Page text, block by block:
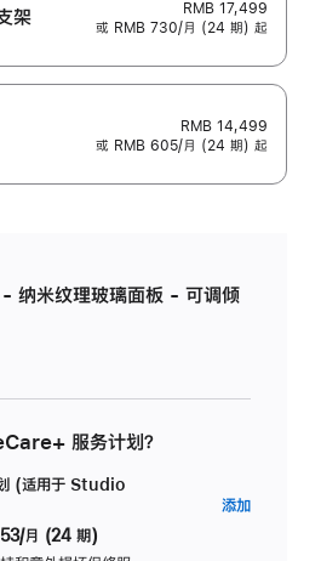
架
RMB 17,499
或 RMB 730/月 (24 期) 起
RMB 14,499
或 RMB 605/月 (24 期) 起
米纹理玻璃面板 - 可调倾
服务计划？
(适用于 Studio
月 (24 期)
添加